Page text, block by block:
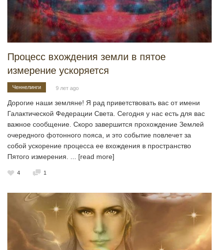
Процесс вхождения земли в пятое
измерение ускоряется
Ченнелинги 9 лет ago
Дорогие наши земляне! Я рад приветствовать вас от имени
Галактической Федерации Света. Сегодня у нас есть для вас
важное сообщение. Скоро завершится прохождение Землей
очередного фотонного пояса, и это событие повлечет за
собой ускорение процесса ее вхождения в пространство
Пятого измерения. ... [read more]
4 1